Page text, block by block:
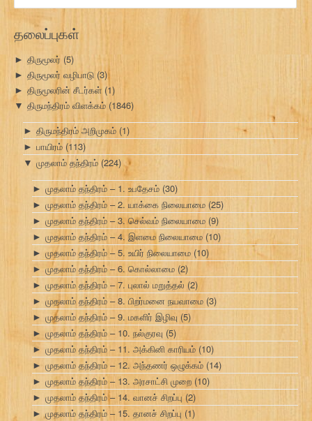
தலைப்புகள்
► திருமூலர் (5)
► திருமூலர் வழிபாடு (3)
► திருமூலரின் சீடர்கள் (1)
▼ திருமந்திரம் விளக்கம் (1846)
► திருமந்திரம் அறிமுகம் (1)
► பாயிரம் (113)
▼ முதலாம் தந்திரம் (224)
► முதலாம் தந்திரம் – 1. உபதேசம் (30)
► முதலாம் தந்திரம் – 2. யாக்கை நிலையாமை (25)
► முதலாம் தந்திரம் – 3. செல்வம் நிலையாமை (9)
► முதலாம் தந்திரம் – 4. இளமை நிலையாமை (10)
► முதலாம் தந்திரம் – 5. உயிர் நிலையாமை (10)
► முதலாம் தந்திரம் – 6. கொல்லாமை (2)
► முதலாம் தந்திரம் – 7. புலால் மறுத்தல் (2)
► முதலாம் தந்திரம் – 8. பிறர்மனை நயவாமை (3)
► முதலாம் தந்திரம் – 9. மகளிர் இழிவு (5)
► முதலாம் தந்திரம் – 10. நல்குரவு (5)
► முதலாம் தந்திரம் – 11. அக்கினி காரியம் (10)
► முதலாம் தந்திரம் – 12. அந்தணர் ஒழுக்கம் (14)
► முதலாம் தந்திரம் – 13. அரசாட்சி முறை (10)
► முதலாம் தந்திரம் – 14. வானச் சிறப்பு (2)
► முதலாம் தந்திரம் – 15. தானச் சிறப்பு (1)